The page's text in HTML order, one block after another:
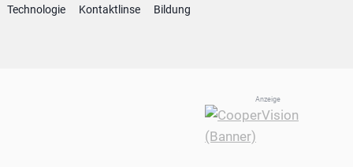
Technologie Kontaktlinse Bildung
Anzeige